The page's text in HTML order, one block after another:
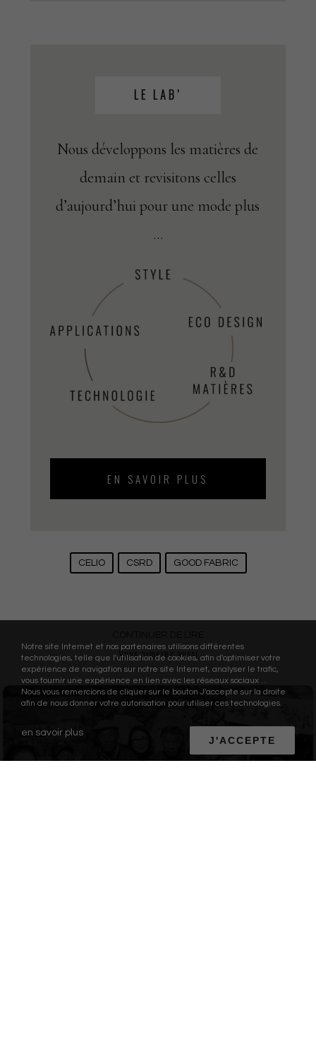
LE LAB’
Nous développons les matières de
demain et revisitons celles
d’aujourd’hui pour une mode plus
…
EN SAVOIR PLUS
CELIO CSRD GOOD FABRIC
Vous aimerez aussi
Notre site Internet et nos partenaires utilisons différentes
technologies, telle que l'utilisation de cookies, afin d'optimiser votre
expérience de navigation sur notre site Internet, analyser le trafic,
vous fournir une expérience en lien avec les réseaux sociaux ...
Nous vous remercions de cliquer sur le bouton J'accepte sur la droite
afin de nous donner votre autorisation pour utiliser ces technologies.
en savoir plus
J'ACCEPTE